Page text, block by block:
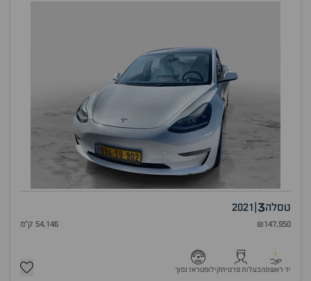
טסלה3
2021
₪147,950 54,146 ק"מ
1
יד ראשונהבעלות פרטיתקילומטראז נמוך